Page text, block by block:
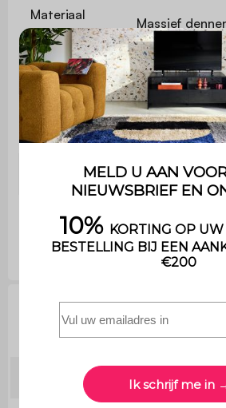
Materiaal
poten
Massief
Kleur poten Walnootbeits
2x
Nachtkastje
L 50 x D 40 x
Laden(binnen) L 42 x D28,5 x
Poten
Technische informatie
Handvaten L 19 x H 2,5cm